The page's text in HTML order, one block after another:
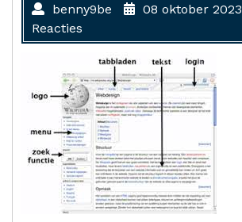
benny9be 08 oktober 2023
Reacties